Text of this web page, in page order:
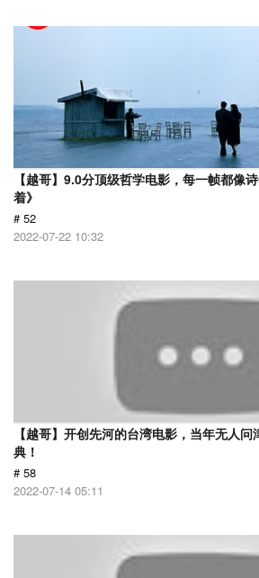
【越哥】9.0分顶级哲学电影，每一帧都像
着》
# 52
2022-07-22 10:32
【越哥】开创先河的台湾电影，当年无人
典！
# 58
2022-07-14 05:11